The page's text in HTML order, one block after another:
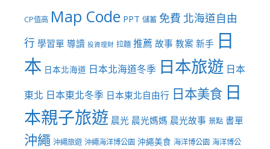
CP值高 Map Code PPT 儲蓄 免費 北海道自由
行 學習單 導讀 投資理財 拉麵 推薦 故事 教案 新手 日
本 日本北海道 日本北海道冬季 日本旅遊 日本
東北 日本東北冬季 日本東北自由行 日本美食 日
本親子旅遊 晨光 晨光媽媽 晨光故事 景點 書單
沖繩 沖繩旅遊 沖繩海洋博公園 沖繩美食 海洋博公園 海洋博公